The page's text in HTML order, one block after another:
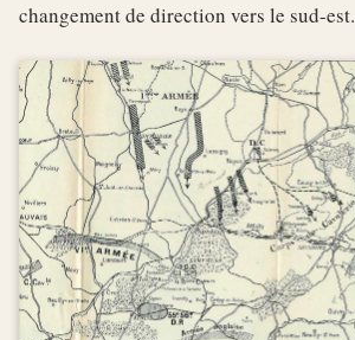
changement de direction vers le sud-est.